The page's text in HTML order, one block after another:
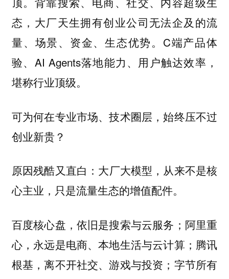
态，大厂天生拥有创业公司无法企及的流
量、场景、资金、生态优势。C端产品体
验、AI Agents落地能力、用户触达效率，
堪称行业顶级。
可为何在专业市场、技术圈层，始终压不过
创业新贵？
原因残酷又直白： 大厂大模型，从来不是核
心主业，只是流量生态的增值配件。
百度核心盘，依旧是搜索与云服务；阿里重
心，永远是电商、本地生活与云计算；腾讯
根基，离不开社交、游戏与投资；字节所有